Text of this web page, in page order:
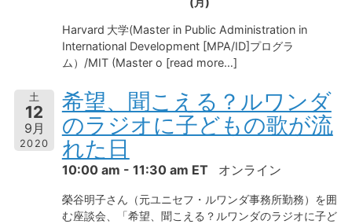
Harvard 大学(Master in Public Administration in
International Development [MPA/ID]プログラ
ム）/MIT (Master o [read more…]
土
12
9月
2020
希望、聞こえる？ルワンダ
のラジオに子どもの歌が流
れた日
10:00 am - 11:30 am ET オンライン
榮谷明子さん（元ユニセフ・ルワンダ事務所勤務）を囲
む座談会、「希望、聞こえる？ルワンダのラジオに子ど